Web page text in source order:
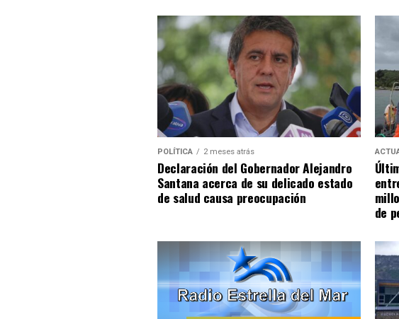
POLÍTICA 2 meses atrás
Declaración del Gobernador Alejandro
Santana acerca de su delicado estado
de salud causa preocupación
de